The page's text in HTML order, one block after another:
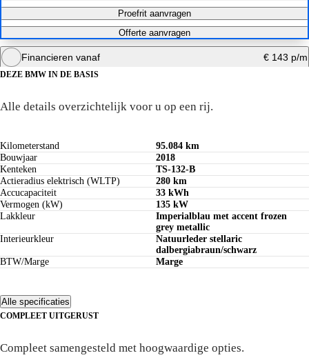
Proefrit aanvragen
Offerte aanvragen
Financieren vanaf € 143 p/m
Krediettabel
Maandbedrag berekenen
DEZE BMW IN DE BASIS
Alle details overzichtelijk voor u op een rij.
Kilometerstand
95.084 km
Bouwjaar
2018
Kenteken
TS-132-B
Actieradius elektrisch (WLTP)
280 km
Accucapaciteit
33 kWh
Vermogen (kW)
135 kW
Lakkleur
Imperialblau met accent frozen
grey metallic
Interieurkleur
Natuurleder stellaric
dalbergiabraun/schwarz
BTW/Marge
Marge
Alle specificaties
COMPLEET UITGERUST
Compleet samengesteld met hoogwaardige opties.